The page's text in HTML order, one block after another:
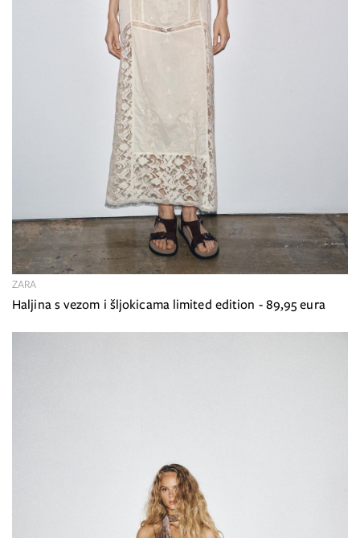
Haljina s vezom i šljokicama limited edition - 89,95 eura
ZARA